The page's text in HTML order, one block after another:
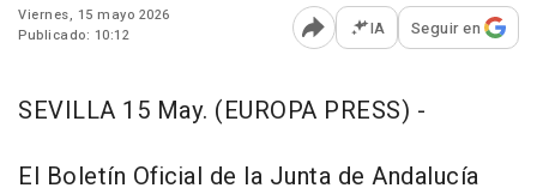
Viernes, 15 mayo 2026
Publicado: 10:12
Abrir opciones para
IA Seguir en
SEVILLA 15 May. (EUROPA PRESS) -
El Boletín Oficial de la Junta de Andalucía